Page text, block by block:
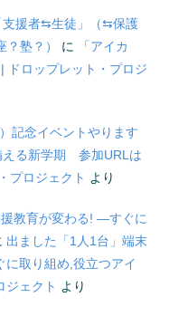
支援者⇆生徒」（⇆保護
塾？）
に
「アイカ
ドロップレット・プロジ
記念イベントやります
える新学期 参加URLは
プロジェクト より
教育が変わる! ―すぐに
出ました「1人1台」端末
取り組め,役立つアイ
ジェクト より